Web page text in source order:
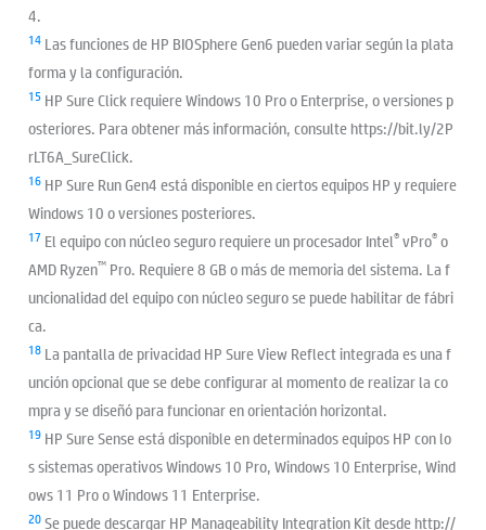
4.
14 Las funciones de HP BIOSphere Gen6 pueden variar según la plata
forma y la configuración.
15 HP Sure Click requiere Windows 10 Pro o Enterprise, o versiones p
osteriores. Para obtener más información, consulte https://bit.ly/2P
rLT6A_SureClick.
16 HP Sure Run Gen4 está disponible en ciertos equipos HP y requiere
Windows 10 o versiones posteriores.
17 El equipo con núcleo seguro requiere un procesador Intel®vPro®o
AMD Ryzen™ Pro. Requiere 8 GB o más de memoria del sistema. La f
uncionalidad del equipo con núcleo seguro se puede habilitar de fábri
ca.
18 La pantalla de privacidad HP Sure View Reflect integrada es una f
unción opcional que se debe configurar al momento de realizar la co
mpra y se diseñó para funcionar en orientación horizontal.
19 HP Sure Sense está disponible en determinados equipos HP con lo
s sistemas operativos Windows 10 Pro, Windows 10 Enterprise, Wind
ows 11 Pro o Windows 11 Enterprise.
20Se puede descargar HP Manageability Integration Kit desde http://